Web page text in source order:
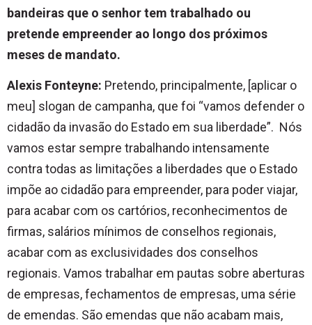
bandeiras que o senhor tem trabalhado ou
pretende empreender ao longo dos próximos
meses de mandato.
Alexis Fonteyne: Pretendo, principalmente, [aplicar o
meu] slogan de campanha, que foi “vamos defender o
cidadão da invasão do Estado em sua liberdade”. Nós
vamos estar sempre trabalhando intensamente
contra todas as limitações a liberdades que o Estado
impõe ao cidadão para empreender, para poder viajar,
para acabar com os cartórios, reconhecimentos de
firmas, salários mínimos de conselhos regionais,
acabar com as exclusividades dos conselhos
regionais. Vamos trabalhar em pautas sobre aberturas
de empresas, fechamentos de empresas, uma série
de emendas. São emendas que não acabam mais,